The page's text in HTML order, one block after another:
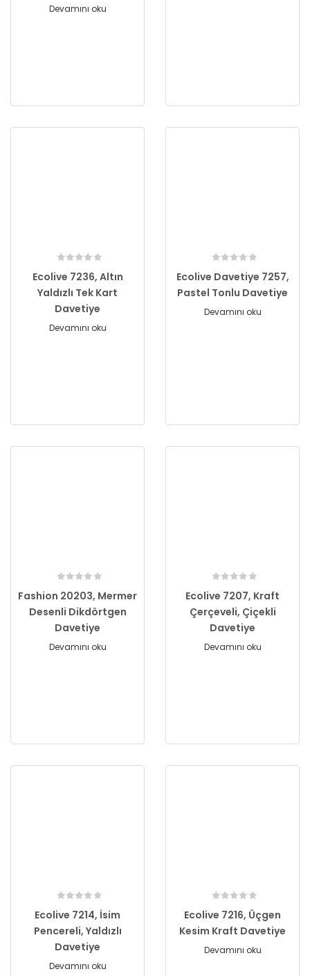
Devamını oku
Ecolive 7236, Altın
Yaldızlı Tek Kart
Davetiye
Devamını oku
Ecolive Davetiye 7257,
Pastel Tonlu Davetiye
Devamını oku
Fashion 20203, Mermer
Desenli Dikdörtgen
Davetiye
Devamını oku
Ecolive 7207, Kraft
Çerçeveli, Çiçekli
Davetiye
Devamını oku
Ecolive 7214, İsim
Pencereli, Yaldızlı
Davetiye
Devamını oku
Ecolive 7216, Üçgen
Kesim Kraft Davetiye
Devamını oku